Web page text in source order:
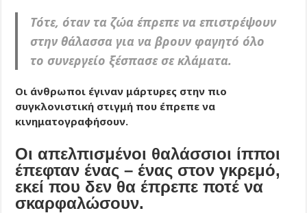
Τότε, όταν τα ζώα έπρεπε να επιστρέψουν
στην θάλασσα για να βρουν φαγητό όλο
το συνεργείο ξέσπασε σε κλάματα.
Οι άνθρωποι έγιναν μάρτυρες στην πιο
συγκλονιστική στιγμή που έπρεπε να
κινηματογραφήσουν.
Οι απελπισμένοι θαλάσσιοι ίπποι
έπεφταν ένας – ένας στον γκρεμό,
εκεί που δεν θα έπρεπε ποτέ να
σκαρφαλώσουν.